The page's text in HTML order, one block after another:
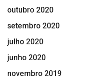
outubro 2020
setembro 2020
julho 2020
junho 2020
novembro 2019